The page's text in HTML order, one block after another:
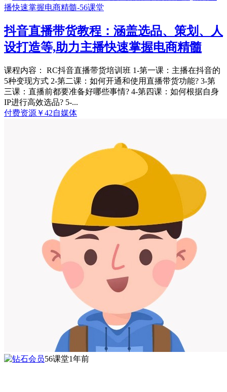
抖音直播带货教程：涵盖选品、策划、人
设打造等,助力主播快速掌握电商精髓
课程内容： RC抖音直播带货培训班 1-第一课：主播在抖音的
5种变现方式 2-第二课：如何开通和使用直播带货功能? 3-第
三课：直播前都要准备好哪些事情? 4-第四课：如何根据自身
IP进行高效选品? 5-...
付费资源 ￥42自媒体
56课堂1年前